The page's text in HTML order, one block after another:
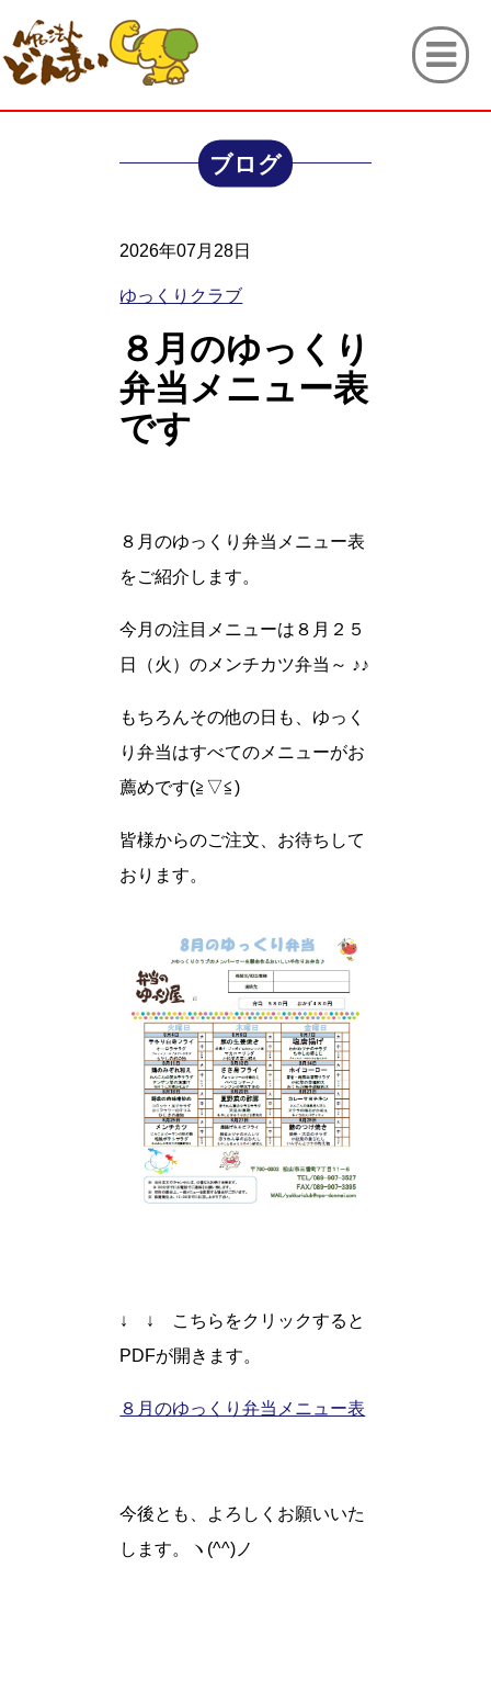
ブログ
2026年07月28日
ゆっくりクラブ
８月のゆっくり
弁当メニュー表
です
８月のゆっくり弁当メニュー表
をご紹介します。
今月の注目メニューは８月２５
日（火）のメンチカツ弁当～ ♪♪
もちろんその他の日も、ゆっく
り弁当はすべてのメニューがお
薦めです(≧▽≦)
皆様からのご注文、お待ちして
おります。
↓ ↓ こちらをクリックすると
PDFが開きます。
８月のゆっくり弁当メニュー表
今後とも、よろしくお願いいた
します。ヽ(^^)ノ